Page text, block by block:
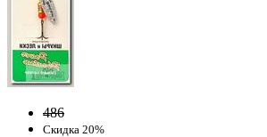
486
Скидка 20%